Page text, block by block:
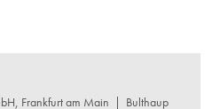
Frankfurt am Main | Bulthaup